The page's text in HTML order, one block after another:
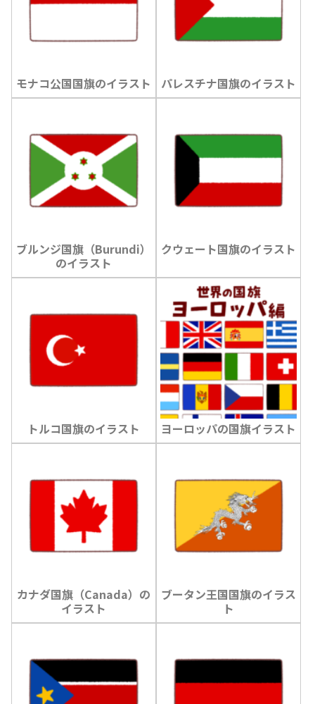
モナコ公国国旗のイラスト パレスチナ国旗のイラスト
ブルンジ国旗（Burundi）
のイラスト
クウェート国旗のイラスト
トルコ国旗のイラスト ヨーロッパの国旗イラスト
カナダ国旗（Canada）の
イラスト
ブータン王国国旗のイラス
ト